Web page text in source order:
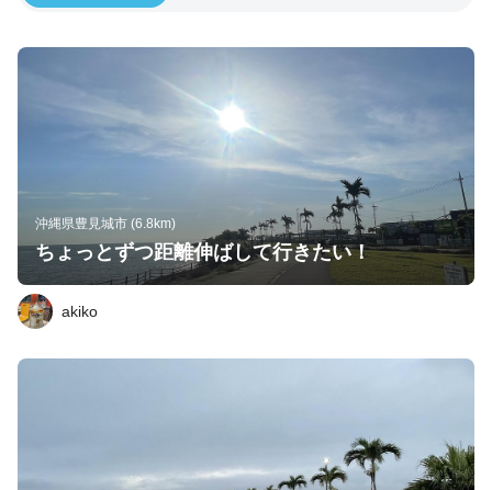
沖縄県豊見城市 (6.8km)
ちょっとずつ距離伸ばして行きたい！
akiko